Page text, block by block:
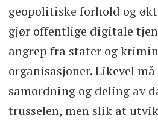
geopolitiske forhold og
gjør offentlige digitale
angrep fra stater og
organisasjoner. Likevel
samordning og deling av
trusselen, men slik at